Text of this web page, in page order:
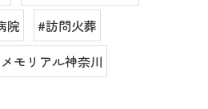
院
#訪問火葬
モリアル神奈川